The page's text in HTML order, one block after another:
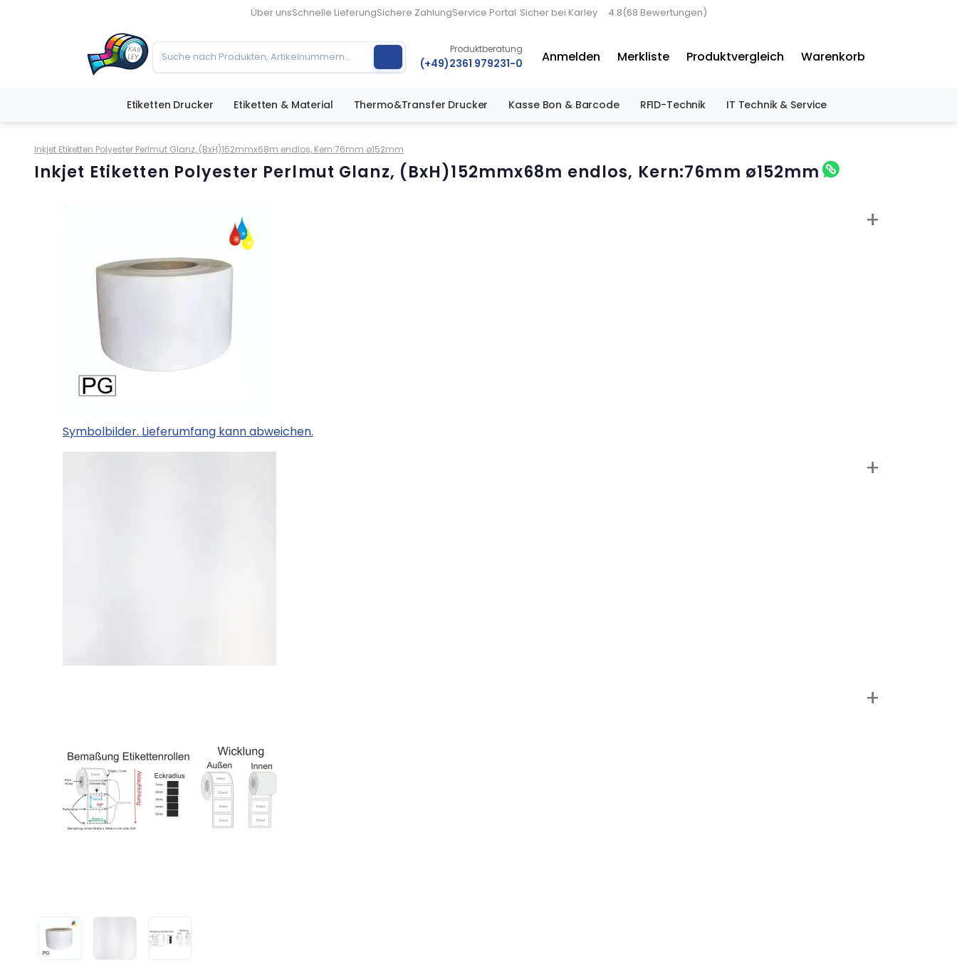
Über unsSchnelle LieferungSichere ZahlungService Portal Sicher bei Karley 4.8(68 Bewertungen)
Produktberatung
(+49)2361 979231-0 Anmelden Merkliste Produktvergleich Warenkorb
Etiketten Drucker Etiketten & Material Thermo&Transfer Drucker Kasse Bon & Barcode RFID-Technik IT Technik & Service
Inkjet Etiketten Polyester Perlmut Glanz, (BxH)152mmx68m endlos, Kern:76mm ø152mm
Inkjet Etiketten Polyester Perlmut Glanz, (BxH)152mmx68m endlos, Kern:76mm ø152mm
Symbolbilder. Lieferumfang kann abweichen.
+
+
+